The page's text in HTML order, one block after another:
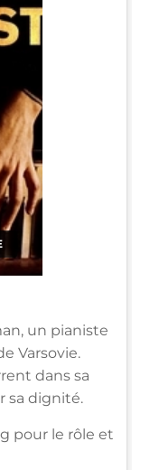
un pianiste
Varsovie.
dans sa
sa dignité.
pour le rôle et